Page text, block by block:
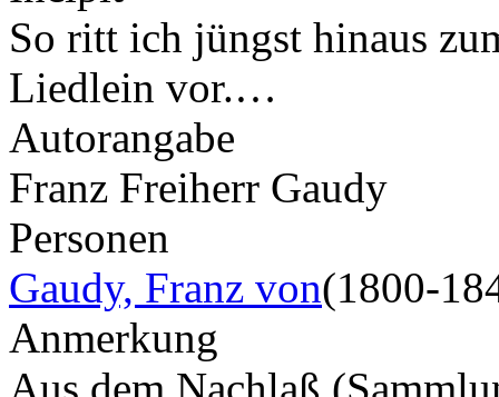
So ritt ich jüngst hinaus
Liedlein vor.…
Autorangabe
Franz Freiherr Gaudy
Personen
Gaudy, Franz von(1800-
Anmerkung
Aus dem Nachlaß